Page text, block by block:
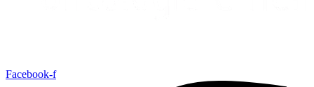
Facebook-f